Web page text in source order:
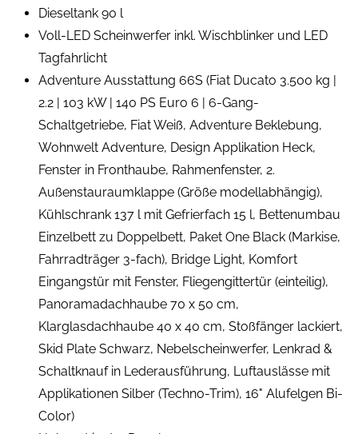
Dieseltank 90 l
Voll-LED Scheinwerfer inkl. Wischblinker und LED
Tagfahrlicht
Adventure Ausstattung 66S (Fiat Ducato 3.500 kg |
2.2 | 103 kW | 140 PS Euro 6 | 6-Gang-
Schaltgetriebe, Fiat Weiß, Adventure Beklebung,
Wohnwelt Adventure, Design Applikation Heck,
Fenster in Fronthaube, Rahmenfenster, 2.
Außenstauraumklappe (Größe modellabhängig),
Kühlschrank 137 l mit Gefrierfach 15 l, Bettenumbau
Einzelbett zu Doppelbett, Paket One Black (Markise,
Fahrradträger 3-fach), Bridge Light, Komfort
Eingangstür mit Fenster, Fliegengittertür (einteilig),
Panoramadachhaube 70 x 50 cm,
Klarglasdachhaube 40 x 40 cm, Stoßfänger lackiert,
Skid Plate Schwarz, Nebelscheinwerfer, Lenkrad &
Schaltknauf in Lederausführung, Luftauslässe mit
Applikationen Silber (Techno-Trim), 16" Alufelgen Bi-
Color)